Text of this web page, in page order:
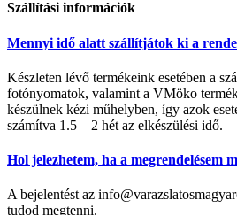
Szállítási információk
Mennyi idő alatt szállítjátok ki a
Készleten lévő termékeink esetében a
fotónyomatok, valamint a VMöko
készülnek kézi műhelyben, így azok
számítva 1.5 – 2 hét az elkészülési idő.
Hol jelezhetem, ha a megrendelésem
A bejelentést az
tudod megtenni.